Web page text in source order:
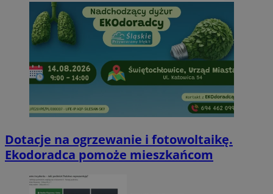
Dotacje na ogrzewanie i fotowoltaikę.
Ekodoradca pomoże mieszkańcom